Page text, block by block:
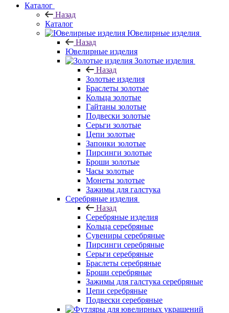
Каталог
Назад
Каталог
Ювелирные изделия
Назад
Ювелирные изделия
Золотые изделия
Назад
Золотые изделия
Браслеты золотые
Кольца золотые
Гайтаны золотые
Подвески золотые
Серьги золотые
Цепи золотые
Запонки золотые
Пирсинги золотые
Броши золотые
Часы золотые
Монеты золотые
Зажимы для галстука
Серебряные изделия
Назад
Серебряные изделия
Кольца серебряные
Сувениры серебряные
Пирсинги серебряные
Серьги серебряные
Браслеты серебряные
Броши серебряные
Зажимы для галстука серебряные
Цепи серебряные
Подвески серебряные